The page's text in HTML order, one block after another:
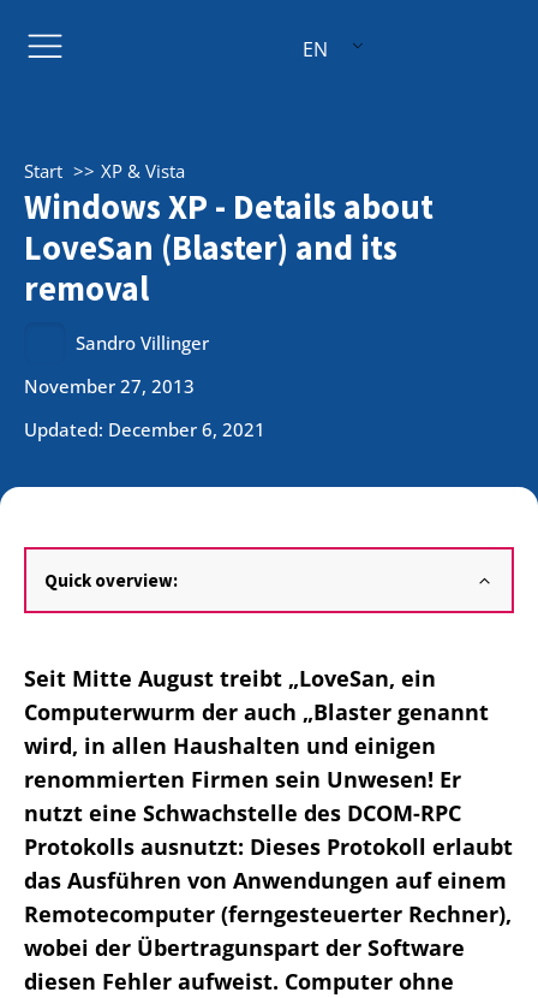
EN
Start XP & Vista
Windows XP - Details about
LoveSan (Blaster) and its
removal
Sandro Villinger
November 27, 2013
Updated: December 6, 2021
Quick overview:
Seit Mitte August treibt „LoveSan, ein
Computerwurm der auch „Blaster genannt
wird, in allen Haushalten und einigen
renommierten Firmen sein Unwesen! Er
nutzt eine Schwachstelle des DCOM-RPC
Protokolls ausnutzt: Dieses Protokoll erlaubt
das Ausführen von Anwendungen auf einem
Remotecomputer (ferngesteuerter Rechner),
wobei der Übertragunspart der Software
diesen Fehler aufweist. Computer ohne